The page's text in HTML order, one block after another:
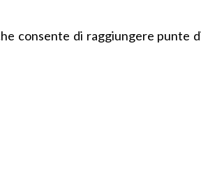
consente di raggiungere punte